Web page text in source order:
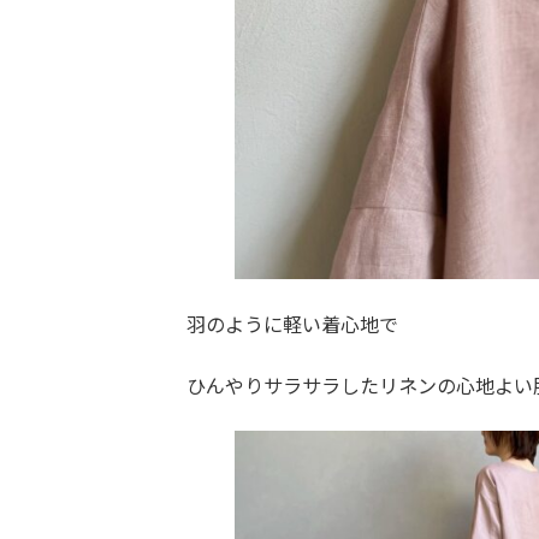
羽のように軽い着心地で
ひんやりサラサラしたリネンの心地よ